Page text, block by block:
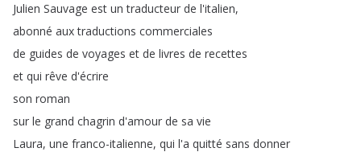
Julien Sauvage est un traducteur de l'italien,
abonné aux traductions commerciales
de guides de voyages et de livres de recettes
et qui rêve d'écrire
son roman
sur le grand chagrin d'amour de sa vie
Laura, une franco-italienne, qui l'a quitté sans donner